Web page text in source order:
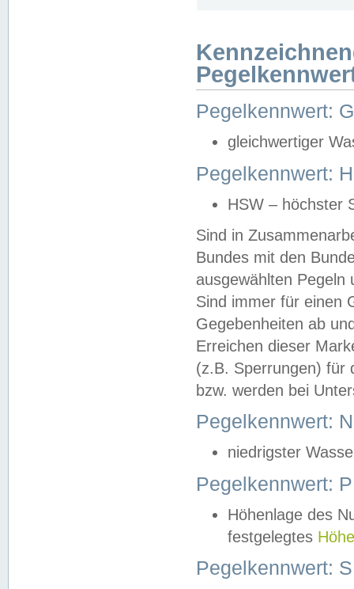
Pegelkennwert:
gleichwertiger
Pegelkennwert:
HSW – höchster
Sind in
Bundes mit den
ausgewählten
Sind immer für einen
Gegebenheiten ab
Erreichen dieser
(z.B. Sperrungen) für
bzw. werden bei
Pegelkennwert:
niedrigster
Pegelkennwert:
Höhenlage des
festgelegtes
Pegelkennwert: